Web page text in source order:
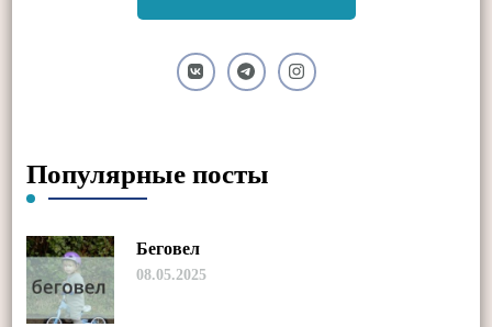
Популярные посты
Беговел
08.05.2025